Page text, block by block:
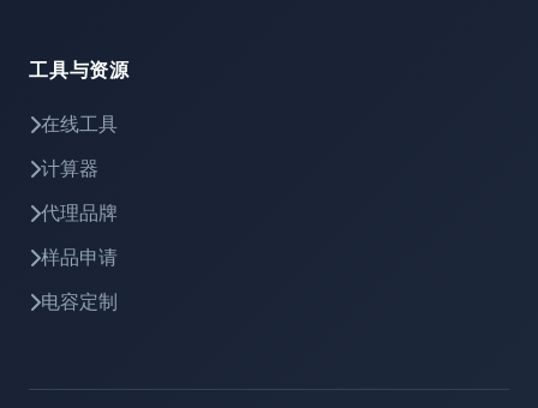
工具与资源
在线工具
计算器
代理品牌
样品申请
电容定制